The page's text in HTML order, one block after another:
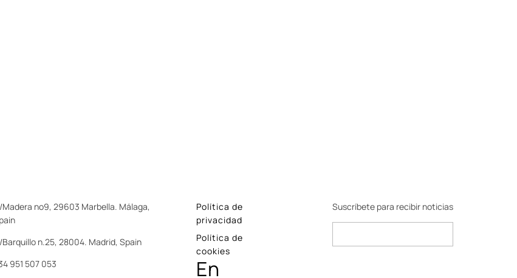
Madera nº9, 29603 Marbella. Málaga,
Barquillo n.25, 28004. Madrid, Spain
951 507 053
Política de
privacidad
Política de
cookies
En
Suscríbete para recibir noticias